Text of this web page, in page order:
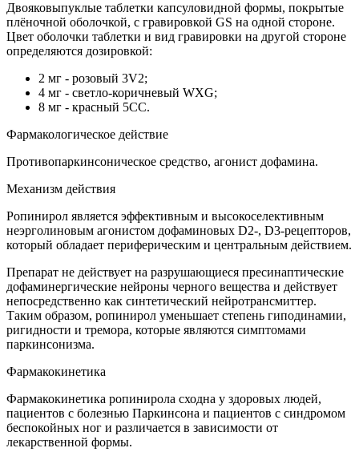
Двояковыпуклые таблетки капсуловидной формы, покрытые
плёночной оболочкой, с гравировкой GS на одной стороне.
Цвет оболочки таблетки и вид гравировки на другой стороне
определяются дозировкой:
2 мг - розовый 3V2;
4 мг - светло-коричневый WXG;
8 мг - красный 5СС.
Фармакологическое действие
Противопаркинсоническое средство, агонист дофамина.
Механизм действия
Ропинирол является эффективным и высокоселективным
неэрголиновым агонистом дофаминовых D2-, D3-рецепторов,
который обладает периферическим и центральным действием.
Препарат не действует на разрушающиеся пресинаптические
дофаминергические нейроны черного вещества и действует
непосредственно как синтетический нейротрансмиттер.
Таким образом, ропинирол уменьшает степень гиподинамии,
ригидности и тремора, которые являются симптомами
паркинсонизма.
Фармакокинетика
Фармакокинетика ропинирола сходна у здоровых людей,
пациентов с болезнью Паркинсона и пациентов с синдромом
беспокойных ног и различается в зависимости от
лекарственной формы.